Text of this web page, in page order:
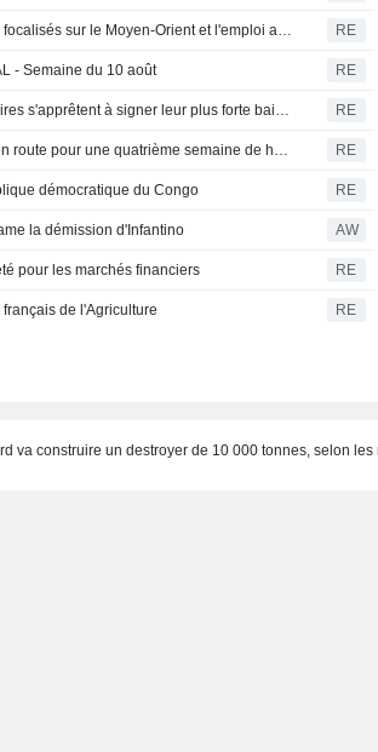
RE
- Semaine du 10 août RE
RE
RE
démocratique du Congo RE
la démission d'Infantino AW
pour les marchés financiers RE
de l'Agriculture RE
va construire un destroyer de 10 000 tonnes, selon